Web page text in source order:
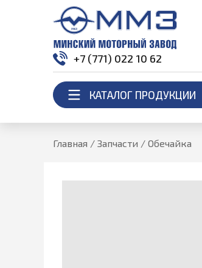
+7 (771) 022 10 62
КАТАЛОГ ПРОДУКЦИИ
Главная / Запчасти / Обечайка